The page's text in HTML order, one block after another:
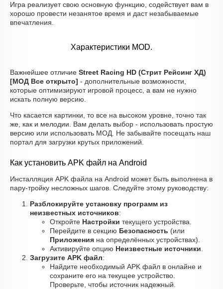
Игра реализует свою основную функцию, содействует вам в
хорошо провести незанятое время и даст незабываемые
впечатления.
Характеристики MOD.
Важнейшее отличие Street Racing HD (Стрит Рейсинг ХД)
[МОД Все открыто] - дополнительные возможности,
которые оптимизируют игровой процесс, а вам не нужно
искать полную версию.
Что касается картинки, то все на высоком уровне, точно так
же, как и мелодии. Вам делать выбор - использовать простую
версию или использовать МОД. Не забывайте посещать наш
портал для загрузки крутых приложений.
Как установить APK файл на Android
Инсталляция APK файла на Android может быть выполнена в
пару-тройку несложных шагов. Следуйте этому руководству:
Разблокируйте установку программ из
неизвестных источников:
Откройте Настройки текущего устройства.
Перейдите в секцию Безопасность (или
Приложения на определённых устройствах).
Активируйте опцию Неизвестные источники
Загрузите APK файл:
Найдите необходимый APK файл в онлайне и
сохраните его на текущее устройство.
Проверьте, чтобы источник надежный.